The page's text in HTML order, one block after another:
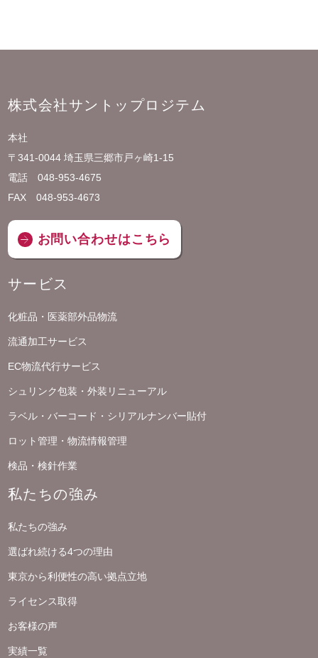
株式会社サントップロジテム
本社
〒341-0044 埼玉県三郷市戸ヶ崎1-15
電話 048-953-4675
FAX 048-953-4673
お問い合わせはこちら
サービス
化粧品・医薬部外品物流
流通加工サービス
EC物流代行サービス
シュリンク包装・外装リニューアル
ラベル・バーコード・シリアルナンバー貼付
ロット管理・物流情報管理
検品・検針作業
私たちの強み
私たちの強み
選ばれ続ける4つの理由
東京から利便性の高い拠点立地
ライセンス取得
お客様の声
実績一覧